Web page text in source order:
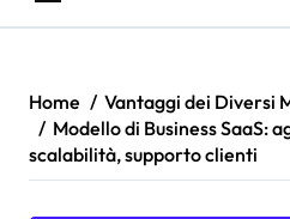
Home
Vantaggi dei Diversi
Modello di Business SaaS:
scalabilità, supporto clienti